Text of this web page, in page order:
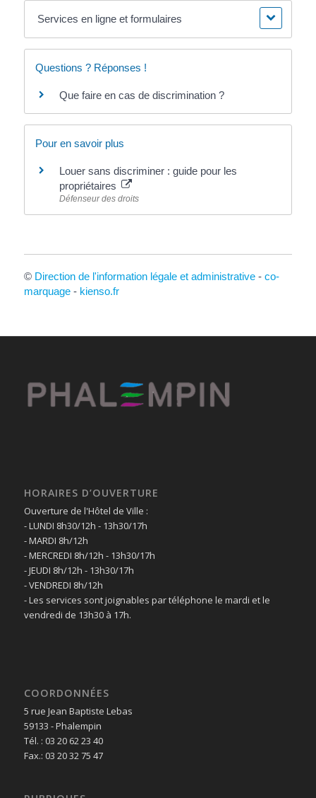
Services en ligne et formulaires
Questions ? Réponses !
Que faire en cas de discrimination ?
Pour en savoir plus
Louer sans discriminer : guide pour les
propriétaires
Défenseur des droits
© Direction de l'information légale et administrative- co-
marquage- kienso.fr
HORAIRES D’OUVERTURE
Ouverture de l'Hôtel de Ville :
- LUNDI 8h30/12h - 13h30/17h
- MARDI 8h/12h
- MERCREDI 8h/12h - 13h30/17h
- JEUDI 8h/12h - 13h30/17h
- VENDREDI 8h/12h
- Les services sont joignables par téléphone le mardi et le
vendredi de 13h30 à 17h.
COORDONNÉES
5 rue Jean Baptiste Lebas
59133 - Phalempin
Tél. : 03 20 62 23 40
Fax.: 03 20 32 75 47